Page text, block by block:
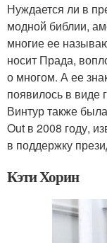
Нуждается ли в
модной библии,
многие ее
носит Прада,
о многом. А ее
появилось в виде
Винтур также
Out в 2008 году,
в поддержку
Кэти Хорин